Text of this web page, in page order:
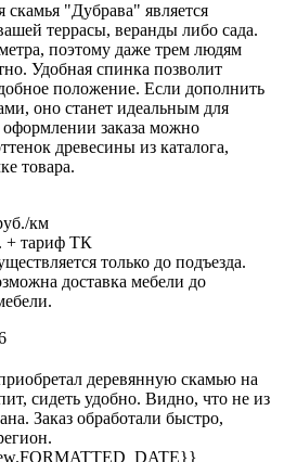
"Дубрава" является
террасы, веранды либо сада.
поэтому даже трем людям
Удобная спинка позволит
положение. Если дополнить
оно станет идеальным для
заказа можно
древесины из каталога,
товара.
км
+ тариф ТК
только до подъезда.
доставка мебели до
деревянную скамью на
сидеть удобно. Видно, что не из
Заказ обработали быстро,